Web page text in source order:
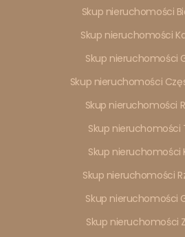
Skup nieruchomości
Skup nieruchomości
Skup nieruchomości
Skup nieruchomości
Skup nieruchomości
Skup nieruchomości
Skup nieruchomości
Skup nieruchomości
Skup nieruchomości
Skup nieruchomości